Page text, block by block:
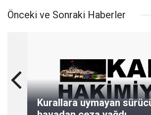
Önceki ve Sonraki Haberler
Kurallara uymayan